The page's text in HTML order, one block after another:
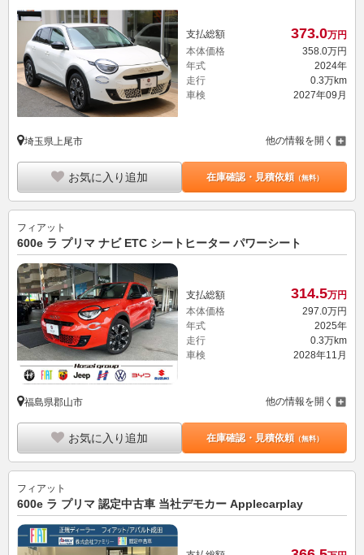
支払総額 373.0万円
本体価格
358. 0万円
年式
2024年
走行
0.3万km
車検
2027年09月
埼玉県上尾市 他の情報を開く
お気に入り追加 在庫確認・見積依頼（無料）
フィアット
600e ラ プリマ ナビ ETC シートヒーター パワーシート
支払総額 314.5万円
本体価格
297.0万円
年式
2025年
走行
0.3万km
車検
2028年11月
福島県郡山市 他の情報を開く
お気に入り追加 在庫確認・見積依頼（無料）
フィアット
600e ラ プリマ 認定中古車 当社デモカー Applecarplay